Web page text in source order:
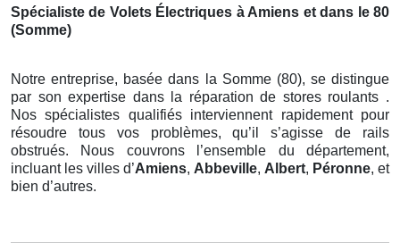
Spécialiste de Volets Électriques à Amiens et dans le 80
(Somme)
Notre entreprise, basée dans la Somme (80), se distingue
par son expertise dans la réparation de stores roulants .
Nos spécialistes qualifiés interviennent rapidement pour
résoudre tous vos problèmes, qu’il s’agisse de rails
obstrués. Nous couvrons l’ensemble du département,
incluant les villes d’Amiens, Abbeville, Albert, Péronne, et
bien d’autres.